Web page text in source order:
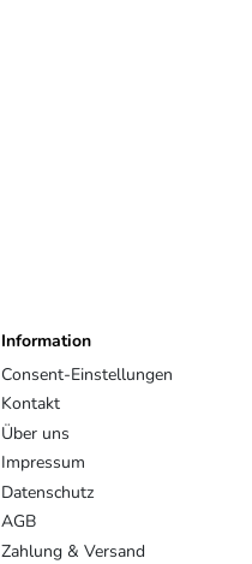
Information
Consent-Einstellungen
Kontakt
Über uns
Impressum
Datenschutz
AGB
Zahlung & Versand